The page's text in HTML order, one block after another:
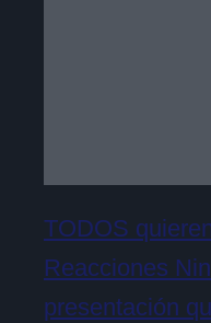
TODOS
Reacciones
presentación